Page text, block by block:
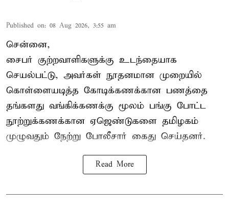
Published on: 08 Aug 2026, 3:55 am
சென்னை,
சைபர் குற்றவாளிகளுக்கு உடந்தையாக
செயல்பட்டு, அவர்கள் நூதனமான முறையில்
கொள்ளையடித்த கோடிக்கணக்கான பணத்தை
தங்களது வங்கிக்கணக்கு மூலம் பங்கு போட்ட
நூற்றுக்கணக்கான ஏஜெண்டுகளை தமிழகம்
முழுவதும் நேற்று போலீசார் கைது செய்தனர்.
Read More